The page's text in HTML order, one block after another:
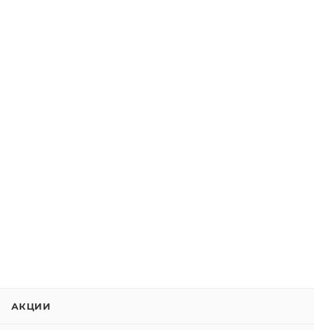
АКЦИИ